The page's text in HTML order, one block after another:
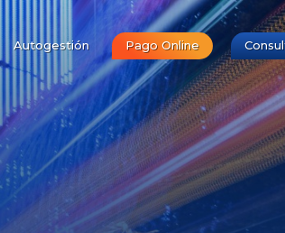
Autogestión Pago Online